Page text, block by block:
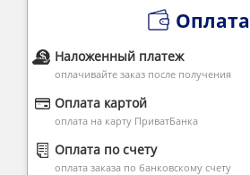
Оплата
Наложенный платеж
оплачивайте заказ после получения
Оплата картой
оплата на карту ПриватБанка
Оплата по счету
оплата заказа по банковскому счету